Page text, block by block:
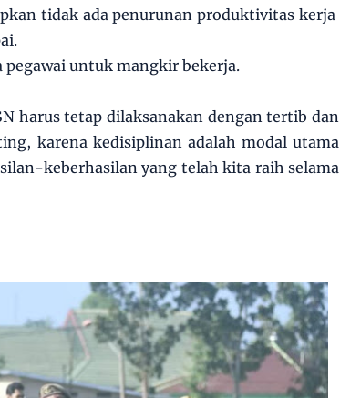
tidak ada penurunan produktivitas kerja
pegawai untuk mangkir bekerja.
harus tetap dilaksanakan dengan tertib dan
karena kedisiplinan adalah modal utama
keberhasilan yang telah kita raih selama